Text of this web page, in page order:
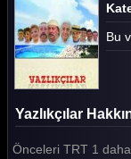
Bu
Yazlıkçılar
Önceleri TRT 1